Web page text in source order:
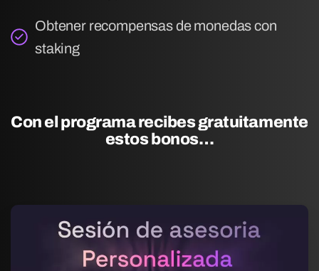
Obtener recompensas de monedas con
staking
Con el programa recibes gratuitamente
estos bonos…